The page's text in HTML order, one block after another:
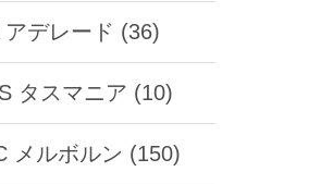
アデレード (36)
タスマニア (10)
メルボルン (150)